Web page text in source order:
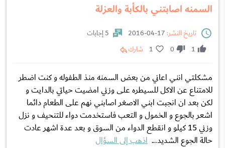
السمنه اصابتني بالكأبة والعزلة
تاريخ النشر:
5 إجابات
1
0
1 شارك
مشكلتي انني اعاني من بعض السمنه منذ الطفوله و كنت اضطر
للامتناع عن الاكل للسيطره على وزني امضيت حياتي بالدايت و
لكن بعد ان انجبت ابني الاصغر اصابني نهم على الطعام دائما
اشعر بالجوع و الخمول و التعب فاستخدمت دواء للتنحيف و نزل
وزني 15 كيلو و انقطع الدواء من السوق و بعد عدة اشهر عادت
حالة الجوع الشديد... اذهب إلى السؤال